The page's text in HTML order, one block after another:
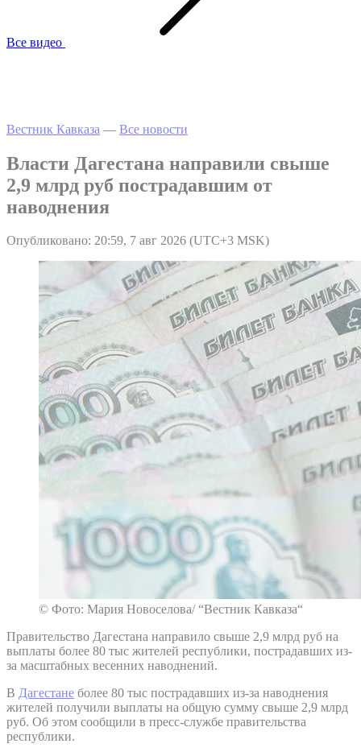
Все видео
Вестник Кавказа — Все новости
Власти Дагестана направили свыше
2,9 млрд руб пострадавшим от
наводнения
Опубликовано: 20:59, 7 авг 2026 (UTC+3 MSK)
© Фото: Мария Новоселова/ “Вестник Кавказа“
Правительство Дагестана направило свыше 2,9 млрд руб на
выплаты более 80 тыс жителей республики, пострадавших из-
за масштабных весенних наводнений.
В Дагестане более 80 тыс пострадавших из-за наводнения
жителей получили выплаты на общую сумму свыше 2,9 млрд
руб. Об этом сообщили в пресс-службе правительства
республики.